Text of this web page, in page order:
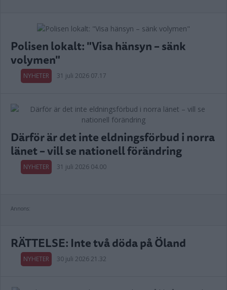
Polisen lokalt: "Visa hänsyn – sänk
volymen"
NYHETER 31 juli 2026 07.17
Därför är det inte eldningsförbud i norra
länet – vill se nationell förändring
NYHETER 31 juli 2026 04.00
Annons:
RÄTTELSE: Inte två döda på Öland
NYHETER 30 juli 2026 21.32